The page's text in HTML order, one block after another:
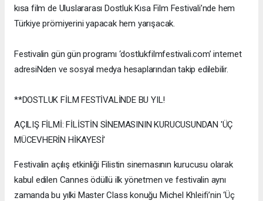
kısa film de Uluslararası Dostluk Kısa Film Festivali’nde hem
Türkiye prömiyerini yapacak hem yarışacak.
Festivalin gün gün programı ‘dostlukfilmfestivali.com’ internet
adresiNden ve sosyal medya hesaplarından takip edilebilir.
**DOSTLUK FİLM FESTİVALİNDE BU YIL!
AÇILIŞ FİLMİ: FİLİSTİN SİNEMASININ KURUCUSUNDAN 'ÜÇ
MÜCEVHERİN HİKAYESİ'
Festivalin açılış etkinliği Filistin sinemasının kurucusu olarak
kabul edilen Cannes ödüllü ilk yönetmen ve festivalin aynı
zamanda bu yılki Master Class konuğu Michel Khleifi’nin ‘Üç